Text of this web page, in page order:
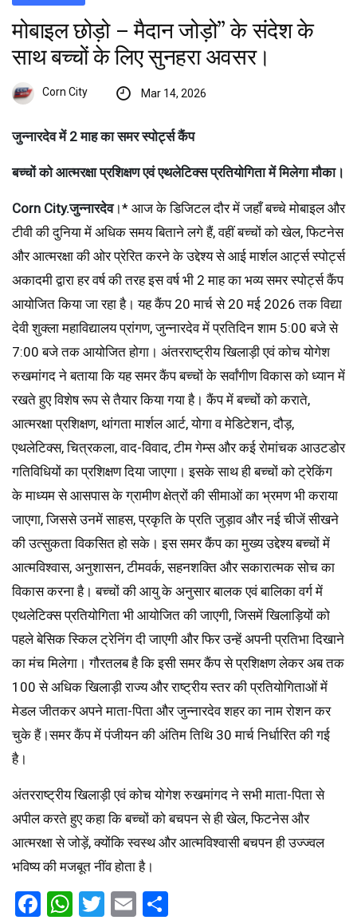
मोबाइल छोड़ो – मैदान जोड़ो” के संदेश के
साथ बच्चों के लिए सुनहरा अवसर।
Corn City Mar 14, 2026
जुन्नारदेव में 2 माह का समर स्पोर्ट्स कैंप
बच्चों को आत्मरक्षा प्रशिक्षण एवं एथलेटिक्स प्रतियोगिता में मिलेगा मौका।
Corn City.जुन्नारदेव।* आज के डिजिटल दौर में जहाँ बच्चे मोबाइल और
टीवी की दुनिया में अधिक समय बिताने लगे हैं, वहीं बच्चों को खेल, फिटनेस
और आत्मरक्षा की ओर प्रेरित करने के उद्देश्य से आई मार्शल आर्ट्स स्पोर्ट्स
अकादमी द्वारा हर वर्ष की तरह इस वर्ष भी 2 माह का भव्य समर स्पोर्ट्स कैंप
आयोजित किया जा रहा है। यह कैंप 20 मार्च से 20 मई 2026 तक विद्या
देवी शुक्ला महाविद्यालय प्रांगण, जुन्नारदेव में प्रतिदिन शाम 5:00 बजे से
7:00 बजे तक आयोजित होगा। अंतरराष्ट्रीय खिलाड़ी एवं कोच योगेश
रुखमांगद ने बताया कि यह समर कैंप बच्चों के सर्वांगीण विकास को ध्यान में
रखते हुए विशेष रूप से तैयार किया गया है। कैंप में बच्चों को कराते,
आत्मरक्षा प्रशिक्षण, थांगता मार्शल आर्ट, योगा व मेडिटेशन, दौड़,
एथलेटिक्स, चित्रकला, वाद-विवाद, टीम गेम्स और कई रोमांचक आउटडोर
गतिविधियों का प्रशिक्षण दिया जाएगा। इसके साथ ही बच्चों को ट्रेकिंग
के माध्यम से आसपास के ग्रामीण क्षेत्रों की सीमाओं का भ्रमण भी कराया
जाएगा, जिससे उनमें साहस, प्रकृति के प्रति जुड़ाव और नई चीजें सीखने
की उत्सुकता विकसित हो सके। इस समर कैंप का मुख्य उद्देश्य बच्चों में
आत्मविश्वास, अनुशासन, टीमवर्क, सहनशक्ति और सकारात्मक सोच का
विकास करना है। बच्चों की आयु के अनुसार बालक एवं बालिका वर्ग में
एथलेटिक्स प्रतियोगिता भी आयोजित की जाएगी, जिसमें खिलाड़ियों को
पहले बेसिक स्किल ट्रेनिंग दी जाएगी और फिर उन्हें अपनी प्रतिभा दिखाने
का मंच मिलेगा। गौरतलब है कि इसी समर कैंप से प्रशिक्षण लेकर अब तक
100 से अधिक खिलाड़ी राज्य और राष्ट्रीय स्तर की प्रतियोगिताओं में
मेडल जीतकर अपने माता-पिता और जुन्नारदेव शहर का नाम रोशन कर
चुके हैं।समर कैंप में पंजीयन की अंतिम तिथि 30 मार्च निर्धारित की गई
है।
अंतरराष्ट्रीय खिलाड़ी एवं कोच योगेश रुखमांगद ने सभी माता-पिता से
अपील करते हुए कहा कि बच्चों को बचपन से ही खेल, फिटनेस और
आत्मरक्षा से जोड़ें, क्योंकि स्वस्थ और आत्मविश्वासी बचपन ही उज्ज्वल
भविष्य की मजबूत नींव होता है।
Facebook
WhatsApp
Twitter
Email